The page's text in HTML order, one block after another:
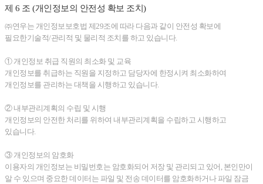
제 6 조 (개인정보의 안전성 확보 조치)
㈜연우는 개인정보보호법 제29조에 따라 다음과 같이 안전성 확보에
필요한기술적/관리적 및 물리적 조치를 하고 있습니다.
① 개인정보 취급 직원의 최소화 및 교육
개인정보를 취급하는 직원을 지정하고 담당자에 한정시켜 최소화하여
개인정보를 관리하는 대책을 시행하고 있습니다.
② 내부관리계획의 수립 및 시행
개인정보의 안전한 처리를 위하여 내부관리계획을 수립하고 시행하고
있습니다.
③ 개인정보의 암호화
이용자의 개인정보는 비밀번호는 암호화되어 저장 및 관리되고 있어, 본인만이
알 수 있으며 중요한 데이터는 파일 및 전송 데이터를 암호화하거나 파일 잠금